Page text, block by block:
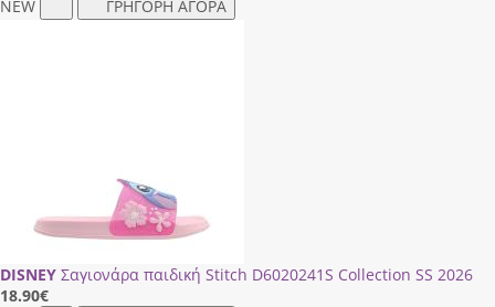
NEW
ΓΡΗΓΟΡΗ ΑΓΟΡΑ
DISNEY Σαγιονάρα παιδική Stitch D6020241S Collection SS 2026
18.90€